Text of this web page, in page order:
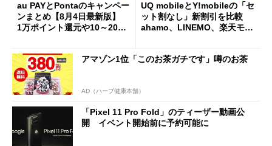
au PAYとPontaのキャンペー
ンまとめ【8月4日最新版】
1万ポイント還元や10～20％
UQ mobileとY!mobileの「セ
ット割なし」新割引を比較
ahamo、LINEMO、楽天モバ
アマゾン1位「このお茶ガチです」噂のお茶
AD（ハーブ健康本舗）
「Pixel 11 Pro Fold」のティーザー動画公
開 イベント開始前に予約可能に